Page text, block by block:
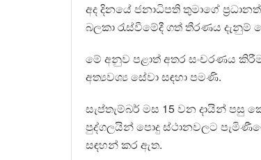
අද දිනයේ ජනාධිපති තුමාගේ
බලකා රැස්වීමේදී ගත් තීරණය දැනුම්
මේ අනුව පළාත් අතර සංචරණය
අත්‍යවශ්‍ය සේවා සඳහා පමණි.
සැප්තැම්බර් මස 15 වන දායින්
පුද්ගලයින් පොදු ස්ථානවලට
සඳහන් කර ඇත.